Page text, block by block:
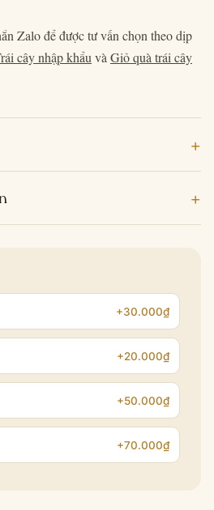
Zalo để được tư vấn chọn theo dịp
cây nhập khẩu và Giỏ quà trái cây
+
+
+30.000₫
+20.000₫
+50.000₫
+70.000₫